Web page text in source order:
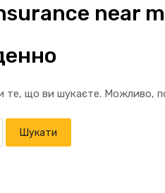
near
те, що ви шукаєте. Можливо,